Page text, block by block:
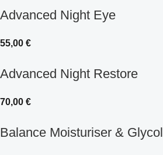
Advanced Night Eye
55,00 €
Advanced Night Restore
70,00 €
Balance Moisturiser &